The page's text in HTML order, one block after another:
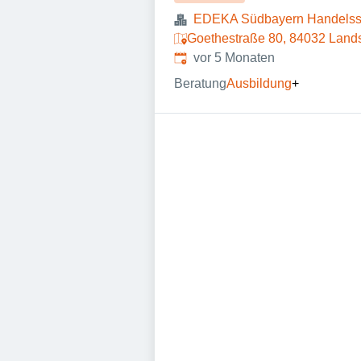
EDEKA Südbayern
Goethestraße 80, 84032
Veröffentlicht:
vor 5 Monaten
BeratungAusbildung+